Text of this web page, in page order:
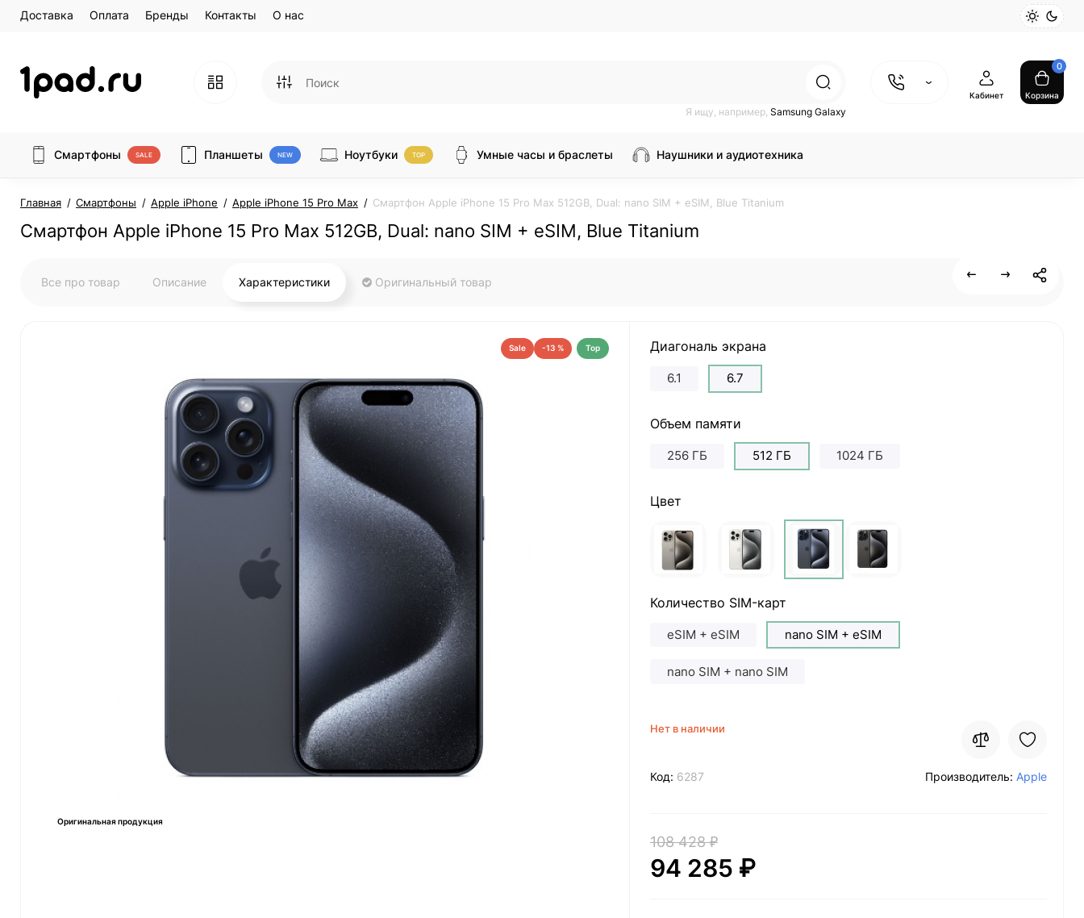
Доставка Оплата Бренды Контакты О нас
Я ищу, например, Samsung Galaxy
Кабинет
0
Корзина
Смартфоны SALE Планшеты NEW Ноутбуки TOP Умные часы и браслеты Наушники и аудиотехника
Главная Смартфоны Apple iPhone Apple iPhone 15 Pro Max Смартфон Apple iPhone 15 Pro Max 512GB, Dual: nano SIM + eSIM, Blue Titanium
Смартфон Apple iPhone 15 Pro Max 512GB, Dual: nano SIM + eSIM, Blue Titanium
Все про товар Описание Характеристики Оригинальный товар
Sale -13 % Top
Оригинальная продукция
Диагональ экрана
6.1 6.7
Объем памяти
256 ГБ 512 ГБ 1024 ГБ
Цвет
Количество SIM-карт
eSIM + eSIM nano SIM + eSIM
nano SIM + nano SIM
Нет в наличии
Код: 6287 Производитель: Apple
108 428 ₽
94 285 ₽